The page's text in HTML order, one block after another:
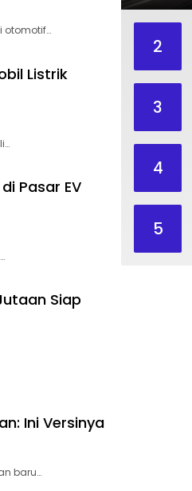
otomotif…
Listrik
Pasar EV
Siap
Ini Versinya
baru…
2
3
4
5